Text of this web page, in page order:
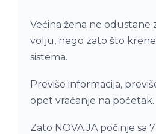
Većina žena ne odustane
volju, nego zato što
sistema.
Previše informacija,
opet vraćanje na početak.
Zato NOVA JA počinje sa